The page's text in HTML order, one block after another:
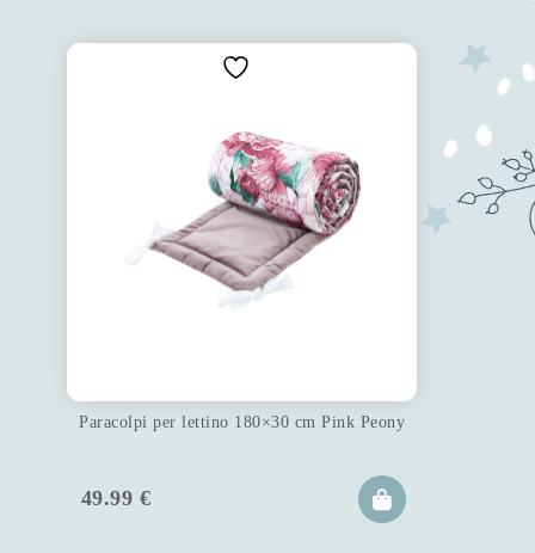
Paracolpi per lettino 180×30 cm Pink Peony
49.99 €